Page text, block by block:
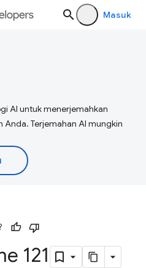
Masuk
AI untuk menerjemahkan
Anda. Terjemahan AI mungkin
121